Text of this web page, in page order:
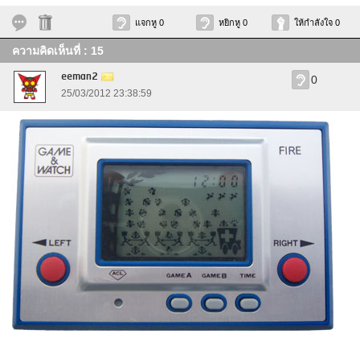
แจกหู 0 หยิกหู 0 ให้กำลังใจ 0
ความคิดเห็นที่ : 15
eeman2
25/03/2012 23:38:59
0